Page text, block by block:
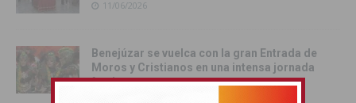
11/06/2026
Benejúzar se vuelca con la gran Entrada de
Moros y Cristianos en una intensa jornada
festiva